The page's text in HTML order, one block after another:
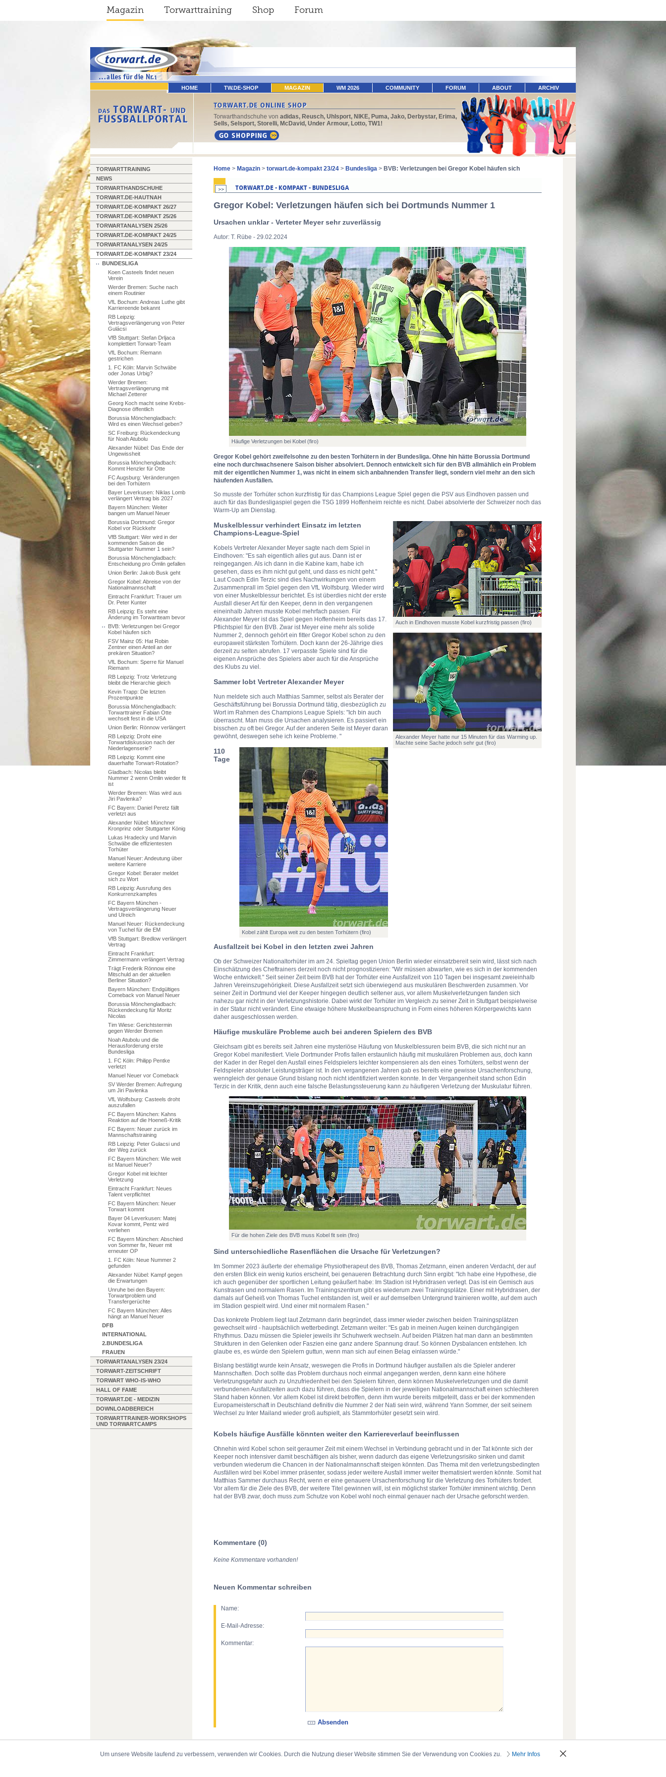
Magazin Torwarttraining Shop Forum
HOME TW.DE-SHOP MAGAZIN WM 2026 COMMUNITY FORUM ABOUT ARCHIV
Torwarthandschuhe von adidas, Reusch, Uhlsport, NIKE, Puma, Jako, Derbystar, Erima,
Sells, Selsport, Storelli, McDavid, Under Armour, Lotto, TW1!
TORWARTTRAINING
NEWS
TORWARTHANDSCHUHE
TORWART.DE-HAUTNAH
TORWART.DE-KOMPAKT 26/27
TORWART.DE-KOMPAKT 25/26
TORWARTANALYSEN 25/26
TORWART.DE-KOMPAKT 24/25
TORWARTANALYSEN 24/25
TORWART.DE-KOMPAKT 23/24
BUNDESLIGA
Koen Casteels findet neuen
Verein
Werder Bremen: Suche nach
einem Routinier
VfL Bochum: Andreas Luthe gibt
Karriereende bekannt
RB Leipzig:
Vertragsverlängerung von Peter
Gulácsi
VfB Stuttgart: Stefan Drljaca
komplettiert Torwart-Team
VfL Bochum: Riemann
gestrichen
1. FC Köln: Marvin Schwäbe
oder Jonas Urbig?
Werder Bremen:
Vertragsverlängerung mit
Michael Zetterer
Georg Koch macht seine Krebs-
Diagnose öffentlich
Borussia Mönchengladbach:
Wird es einen Wechsel geben?
SC Freiburg: Rückendeckung
für Noah Atubolu
Alexander Nübel: Das Ende der
Ungewissheit
Borussia Mönchengladbach:
Kommt Henzler für Otte
FC Augsburg: Veränderungen
bei den Torhütern
Bayer Leverkusen: Niklas Lomb
verlängert Vertrag bis 2027
Bayern München: Weiter
bangen um Manuel Neuer
Borussia Dortmund: Gregor
Kobel vor Rückkehr
VfB Stuttgart: Wer wird in der
kommenden Saison die
Stuttgarter Nummer 1 sein?
Borussia Mönchengladbach:
Entscheidung pro Omlin gefallen
Union Berlin: Jakob Busk geht
Gregor Kobel: Abreise von der
Nationalmannschaft
Eintracht Frankfurt: Trauer um
Dr. Peter Kunter
RB Leipzig: Es steht eine
Änderung im Torwartteam bevor
BVB: Verletzungen bei Gregor
Kobel häufen sich
FSV Mainz 05: Hat Robin
Zentner einen Anteil an der
prekären Situation?
VfL Bochum: Sperre für Manuel
Riemann
RB Leipzig: Trotz Verletzung
bleibt die Hierarchie gleich
Kevin Trapp: Die letzten
Prozentpunkte
Borussia Mönchengladbach:
Torwarttrainer Fabian Otte
wechselt fest in die USA
Union Berlin: Rönnow verlängert
RB Leipzig: Droht eine
Torwartdiskussion nach der
Niederlagenserie?
RB Leipzig: Kommt eine
dauerhafte Torwart-Rotation?
Gladbach: Nicolas bleibt
Nummer 2 wenn Omlin wieder fit
ist
Werder Bremen: Was wird aus
Jiri Pavlenka?
FC Bayern: Daniel Peretz fällt
verletzt aus
Alexander Nübel: Münchner
Kronprinz oder Stuttgarter König
Lukas Hradecky und Marvin
Schwäbe die effizientesten
Torhüter
Manuel Neuer: Andeutung über
weitere Karriere
Gregor Kobel: Berater meldet
sich zu Wort
RB Leipzig: Ausrufung des
Konkurrenzkampfes
FC Bayern München -
Vertragsverlängerung Neuer
und Ulreich
Manuel Neuer: Rückendeckung
von Tuchel für die EM
VfB Stuttgart: Bredlow verlängert
Vertrag
Eintracht Frankfurt:
Zimmermann verlängert Vertrag
Trägt Frederik Rönnow eine
Mitschuld an der aktuellen
Berliner Situation?
Bayern München: Endgültiges
Comeback von Manuel Neuer
Borussia Mönchengladbach:
Rückendeckung für Moritz
Nicolas
Tim Wiese: Gerichtstermin
gegen Werder Bremen
Noah Atubolu und die
Herausforderung erste
Bundesliga
1. FC Köln: Philipp Pentke
verletzt
Manuel Neuer vor Comeback
SV Werder Bremen: Aufregung
um Jiri Pavlenka
VfL Wolfsburg: Casteels droht
auszufallen
FC Bayern München: Kahns
Reaktion auf die Hoeneß-Kritik
FC Bayern: Neuer zurück im
Mannschaftstraining
RB Leipzig: Peter Gulacsi und
der Weg zurück
FC Bayern München: Wie weit
ist Manuel Neuer?
Gregor Kobel mit leichter
Verletzung
Eintracht Frankfurt: Neues
Talent verpflichtet
FC Bayern München: Neuer
Torwart kommt
Bayer 04 Leverkusen: Matej
Kovar kommt, Pentz wird
verliehen
FC Bayern München: Abschied
von Sommer fix, Neuer mit
erneuter OP
1. FC Köln: Neue Nummer 2
gefunden
Alexander Nübel: Kampf gegen
die Erwartungen
Unruhe bei den Bayern:
Torwartproblem und
Transfergerüchte
FC Bayern München: Alles
hängt an Manuel Neuer
DFB
INTERNATIONAL
2.BUNDESLIGA
FRAUEN
TORWARTANALYSEN 23/24
TORWART-ZEITSCHRIFT
TORWART WHO-IS-WHO
HALL OF FAME
TORWART.DE - MEDIZIN
DOWNLOADBEREICH
TORWARTTRAINER-WORKSHOPS
UND TORWARTCAMPS
Home > Magazin > torwart.de-kompakt 23/24 > Bundesliga > BVB: Verletzungen bei Gregor Kobel häufen sich
Gregor Kobel: Verletzungen häufen sich bei Dortmunds Nummer 1
Ursachen unklar - Verteter Meyer sehr zuverlässig
Autor: T. Rübe - 29.02.2024
Häufige Verletzungen bei Kobel (firo)
Gregor Kobel gehört zweifelsohne zu den besten Torhütern in der Bundesliga. Ohne hin hätte Borussia Dortmund
eine noch durchwachsenere Saison bisher absolviert. Dennoch entwickelt sich für den BVB allmählich ein Problem
mit der eigentlichen Nummer 1, was nicht in einem sich anbahnenden Transfer liegt, sondern viel mehr an den sich
häufenden Ausfällen.
So musste der Torhüter schon kurzfristig für das Champions League Spiel gegen die PSV aus Eindhoven passen und
auch für das Bundesligaspiel gegen die TSG 1899 Hoffenheim reichte es nicht. Dabei absolvierte der Schweizer noch das
Warm-Up am Dienstag.
Auch in Eindhoven musste Kobel kurzfristig passen (firo)
Alexander Meyer hatte nur 15 Minuten für das Warming up.
Machte seine Sache jedoch sehr gut (firo)
Muskelblessur verhindert Einsatz im letzten
Champions-League-Spiel
Kobels Vertreter Alexander Meyer sagte nach dem Spiel in
Eindhoven: "Es sah eigentlich alles gut aus. Dann ist er
reingegangen. Als ich dann in die Kabine kam, habe ich
gesehen, dass es ihm nicht gut geht, und dass es nicht geht."
Laut Coach Edin Terzic sind dies Nachwirkungen von einem
Zusammenprall im Spiel gegen den VfL Wolfsburg. Wieder wird
von einer Muskelblessur berichtet. Es ist überdies nicht der erste
Ausfall dieser Art für den Keeper, denn in den vergangenen
eineinhalb Jahren musste Kobel mehrfach passen. Für
Alexander Meyer ist das Spiel gegen Hoffenheim bereits das 17.
Pflichtspiel für den BVB. Zwar ist Meyer eine mehr als solide
Nummer 2, dennoch gehört ein fitter Gregor Kobel schon zu den
europaweit stärksten Torhütern. Doch kann der 26-Jährige dies
derzeit zu selten abrufen. 17 verpasste Spiele sind für die
eigenen Ansprüche des Spielers aber auch für die Ansprüche
des Klubs zu viel.
Sammer lobt Vertreter Alexander Meyer
Nun meldete sich auch Matthias Sammer, selbst als Berater der
Geschäftsführung bei Borussia Dortmund tätig, diesbezüglich zu
Wort im Rahmen des Champions League Spiels: "Ich bin auch
überrascht. Man muss die Ursachen analysieren. Es passiert ein
bisschen zu oft bei Gregor. Auf der anderen Seite ist Meyer daran
gewöhnt, deswegen sehe ich keine Probleme. "
Kobel zählt Europa weit zu den besten Torhütern (firo)
110
Tage
Ausfallzeit bei Kobel in den letzten zwei Jahren
Ob der Schweizer Nationaltorhüter im am 24. Spieltag gegen Union Berlin wieder einsatzbereit sein wird, lässt sich nach
Einschätzung des Cheftrainers derzeit noch nicht prognostizieren: "Wir müssen abwarten, wie es sich in der kommenden
Woche entwickelt." Seit seiner Zeit beim BVB hat der Torhüter eine Ausfallzeit von 110 Tagen bei insgesamt zweieinhalb
Jahren Vereinszugehörigkeit. Diese Ausfallzeit setzt sich überwiegend aus muskulären Beschwerden zusammen. Vor
seiner Zeit in Dortmund viel der Keeper hingegen deutlich seltener aus, vor allem Muskelverletzungen fanden sich
nahezu gar nicht in der Verletzungshistorie. Dabei wirkt der Torhüter im Vergleich zu seiner Zeit in Stuttgart beispielweise
in der Statur nicht verändert. Eine etwaige höhere Muskelbeanspruchung in Form eines höheren Körpergewichts kann
daher ausgeschlossen werden.
Häufige muskuläre Probleme auch bei anderen Spielern des BVB
Gleichsam gibt es bereits seit Jahren eine mysteriöse Häufung von Muskelblessuren beim BVB, die sich nicht nur an
Gregor Kobel manifestiert. Viele Dortmunder Profis fallen erstaunlich häufig mit muskulären Problemen aus, doch kann
der Kader in der Regel den Ausfall eines Feldspielers leichter kompensieren als den eines Torhüters, selbst wenn der
Feldspieler absoluter Leistungsträger ist. In den vergangenen Jahren gab es bereits eine gewisse Ursachenforschung,
wenngleich der genaue Grund bislang noch nicht identifiziert werden konnte. In der Vergangenheit stand schon Edin
Terzic in der Kritik, denn auch eine falsche Belastungssteuerung kann zu häufigeren Verletzung der Muskulatur führen.
Für die hohen Ziele des BVB muss Kobel fit sein (firo)
Sind unterschiedliche Rasenflächen die Ursache für Verletzungen?
Im Sommer 2023 äußerte der ehemalige Physiotherapeut des BVB, Thomas Zetzmann, einen anderen Verdacht, der auf
den ersten Blick ein wenig kurios erscheint, bei genaueren Betrachtung durch Sinn ergibt: "Ich habe eine Hypothese, die
ich auch gegenüber der sportlichen Leitung geäußert habe: Im Stadion ist Hybridrasen verlegt. Das ist ein Gemisch aus
Kunstrasen und normalem Rasen. Im Trainingszentrum gibt es wiederum zwei Trainingsplätze. Einer mit Hybridrasen, der
damals auf Geheiß von Thomas Tuchel entstanden ist, weil er auf demselben Untergrund trainieren wollte, auf dem auch
im Stadion gespielt wird. Und einer mit normalem Rasen."
Das konkrete Problem liegt laut Zetzmann darin begründet, dass immer wieder zwischen beiden Trainingsplätzen
gewechselt wird - hauptsächlich wetterbedingt. Zetzmann weiter: "Es gab in meinen Augen keinen durchgängigen
Rhythmus. Dazu müssen die Spieler jeweils ihr Schuhwerk wechseln. Auf beiden Plätzen hat man dann an bestimmten
Strukturen in den Gelenken oder Faszien eine ganz andere Spannung drauf. So können Dysbalancen entstehen. Ich
glaube es, es würde den Spielern guttun, wenn man sich auf einen Belag einlassen würde."
Bislang bestätigt wurde kein Ansatz, weswegen die Profis in Dortmund häufiger ausfallen als die Spieler anderer
Mannschaften. Doch sollte das Problem durchaus noch einmal angegangen werden, denn kann eine höhere
Verletzungsgefahr auch zu Unzufriedenheit bei den Spielern führen, denn können Muskelverletzungen und die damit
verbundenen Ausfallzeiten auch dazu führen, dass die Spielern in der jeweiligen Nationalmannschaft einen schlechteren
Stand haben können. Vor allem Kobel ist direkt betroffen, denn ihm wurde bereits mitgeteilt, dass er bei der kommenden
Europameisterschaft in Deutschland definitiv die Nummer 2 der Nati sein wird, während Yann Sommer, der seit seinem
Wechsel zu Inter Mailand wieder groß aufspielt, als Stammtorhüter gesetzt sein wird.
Kobels häufige Ausfälle könnten weiter den Karriereverlauf beeinflussen
Ohnehin wird Kobel schon seit geraumer Zeit mit einem Wechsel in Verbindung gebracht und in der Tat könnte sich der
Keeper noch intensiver damit beschäftigen als bisher, wenn dadurch das eigene Verletzungsrisiko sinken und damit
verbunden wiederum die Chancen in der Nationalmannschaft steigen könnten. Das Thema mit den verletzungsbedingten
Ausfällen wird bei Kobel immer präsenter, sodass jeder weitere Ausfall immer weiter thematisiert werden könnte. Somit hat
Matthias Sammer durchaus Recht, wenn er eine genauere Ursachenforschung für die Verletzung des Torhüters fordert.
Vor allem für die Ziele des BVB, der weitere Titel gewinnen will, ist ein möglichst starker Torhüter imminent wichtig. Denn
hat der BVB zwar, doch muss zum Schutze von Kobel wohl noch einmal genauer nach der Ursache geforscht werden.
Kommentare (0)
Keine Kommentare vorhanden!
Neuen Kommentar schreiben
Name:
E-Mail-Adresse:
Kommentar:
Um unsere Website laufend zu verbessern, verwenden wir Cookies. Durch die Nutzung dieser Website stimmen Sie der Verwendung von Cookies zu. Mehr Infos